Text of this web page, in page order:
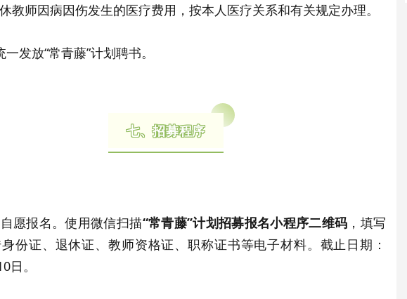
教师因病因伤发生的医疗费用，按本人医疗关系和有关规定办理。
放“常青藤”计划聘书。
七、招募程序
报名。使用微信扫描“常青藤”计划招募报名小程序二维码 ，填写
份证、退休证、教师资格证、职称证书等电子材料。截止日期：
日。